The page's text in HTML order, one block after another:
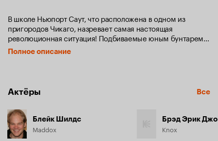
В школе Ньюпорт Саут, что расположена в одном из
пригородов Чикаго, назревает самая настоящая
революционная ситуация! Подбиваемые юным бунтарем
Мэддоксом, который ненавидит свою школу, считая ее
инструментом оболванивания людей и призванным
Вдохновившись легендой о старшекласснике Стэнтоне,
якобы брошенного в психиатрическую клинику, Мэддокс
грезит о мести за своего кумира, но для этого ему сперва
нужно точно знать, что случилось с загадочным
Полное описание
Актёры Все
Блейк Шилдс
Maddox
Брэд Эрик
Knox